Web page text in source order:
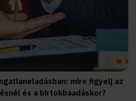
mire figyelj az
és a birtokbaadáskor?